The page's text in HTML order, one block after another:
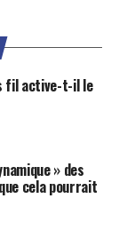
fil active-t-il le
» des
cela pourrait